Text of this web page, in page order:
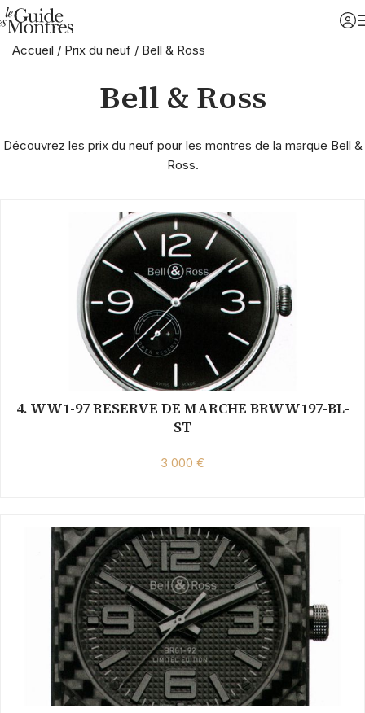
Accueil / Prix du neuf / Bell & Ross
Bell & Ross
Découvrez les prix du neuf pour les montres de la marque Bell &
Ross.
4. WW1-97 RESERVE DE MARCHE BRWW197-BL-
ST
3 000 €